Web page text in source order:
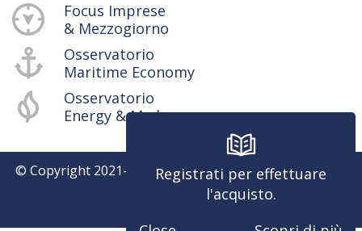
Registrati per effettuare
l'acquisto.
Focus Imprese
& Mezzogiorno
Osservatorio
Maritime Economy
Osservatorio
Energy & Med
© Copyright 2021-
SRM - Centro Studi e Ricerche -
P.iva 04514401217